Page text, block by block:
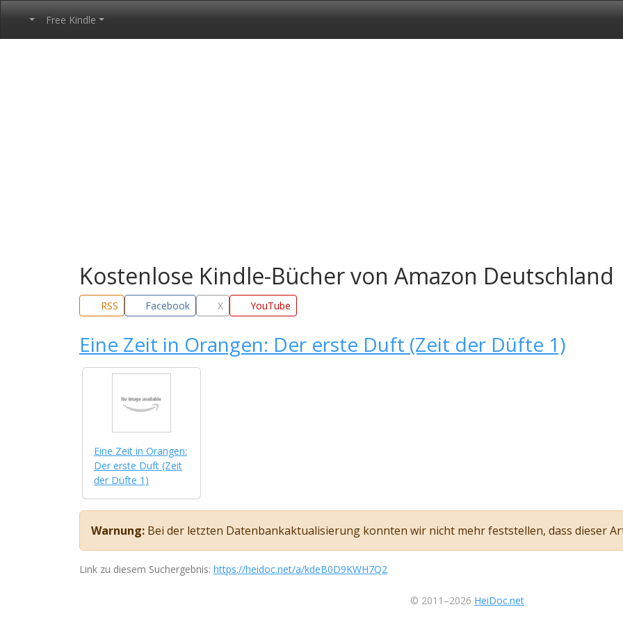
Free Kindle
Kostenlose Kindle-Bücher von Amazon Deutschland
RSS Facebook X YouTube
Eine Zeit in Orangen: Der erste Duft (Zeit der Düfte 1)
Eine Zeit in Orangen:
Der erste Duft (Zeit
der Düfte 1)
Warnung: Bei der letzten Datenbankaktualisierung konnten wir nicht mehr feststellen, dass dieser
Link zu diesem Suchergebnis: https://heidoc.net/a/kdeB0D9KWH7Q2
© 2011–2026 HeiDoc.net